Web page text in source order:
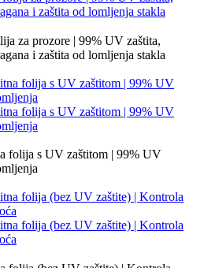
za prozore | 99% UV zaštita,
i zaštita od lomljenja stakla
folija s UV zaštitom | 99% UV